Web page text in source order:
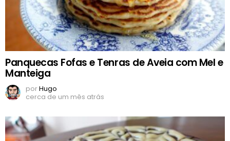
Panquecas Fofas e Tenras de Aveia com Mel e
Manteiga
porHugo
cerca de um mês atrás